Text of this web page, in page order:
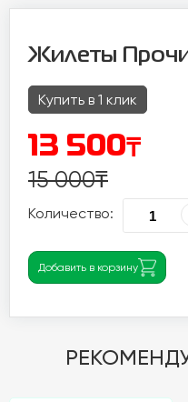
Жилеты
Купить в 1 клик
13 500₸
15 000₸
Количество:
Добавить в корзину